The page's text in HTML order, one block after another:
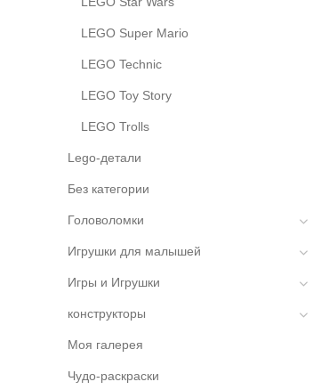
LEGO Super Mario
LEGO Technic
LEGO Toy Story
LEGO Trolls
Lego-детали
Без категории
Головоломки
Игрушки для малышей
Игры и Игрушки
конструкторы
Моя галерея
Чудо-раскраски